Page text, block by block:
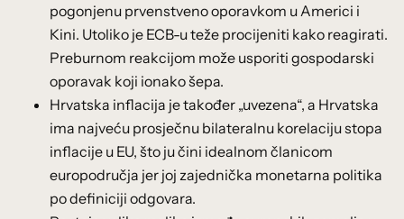
pogonjenu prvenstveno oporavkom u Americi i
Kini. Utoliko je ECB-u teže procijeniti kako reagirati.
Preburnom reakcijom može usporiti gospodarski
oporavak koji ionako šepa.
Hrvatska inflacija je također „uvezena“, a Hrvatska
ima najveću prosječnu bilateralnu korelaciju stopa
inflacije u EU, što ju čini idealnom članicom
europodručja jer joj zajednička monetarna politika
po definiciji odgovara.